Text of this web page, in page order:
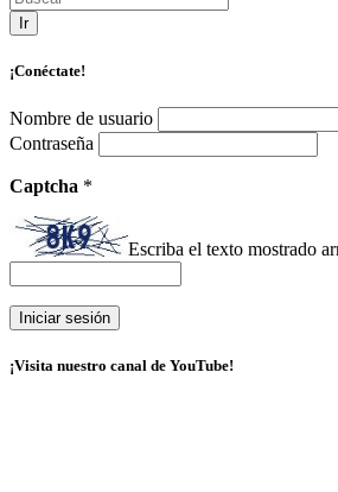
Ir
¡Conéctate!
Nombre de usuario
Contraseña
Captcha *
Escriba el texto mostrado
¡Visita nuestro canal de YouTube!